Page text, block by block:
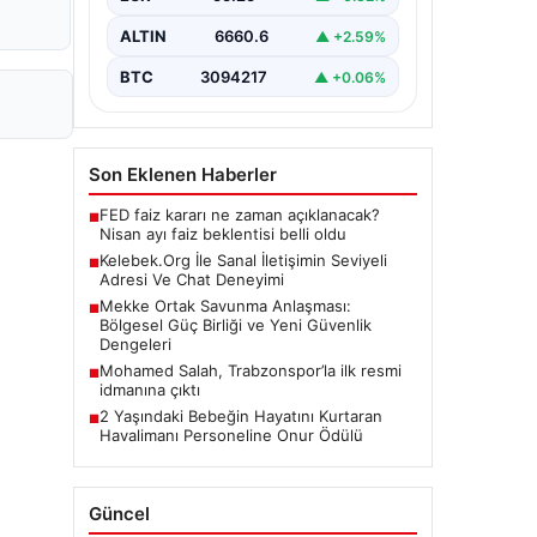
ALTIN 6660.6 ▲ +2.59%
BTC 3094217 ▲ +0.06%
Son Eklenen Haberler
■FED faiz kararı ne zaman açıklanacak?
Nisan ayı faiz beklentisi belli oldu
■Kelebek.Org İle Sanal İletişimin Seviyeli
Adresi Ve Chat Deneyimi
■Mekke Ortak Savunma Anlaşması:
Bölgesel Güç Birliği ve Yeni Güvenlik
Dengeleri
■Mohamed Salah, Trabzonspor’la ilk resmi
idmanına çıktı
■2 Yaşındaki Bebeğin Hayatını Kurtaran
Havalimanı Personeline Onur Ödülü
Güncel